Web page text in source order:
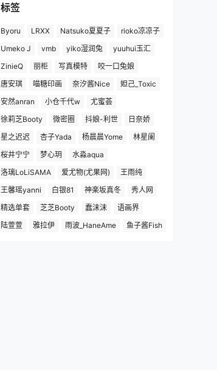
标签
Byoru LRXX Natsuko夏夏子
rioko凉凉子
Umeko J
vmb yiko湿润兔
yuuhui玉汇
ZinieQ
丽柜 写真模特
咬一口兔娘
唐安琪
喵糖印画 奈汐酱Nice
妲己_Toxic
安然anran
小仓千代w
尤蜜荟
徐莉芝Booty
微密圈 抖娘-利世
日奈娇
星之迟迟
杏子Yada 杨晨晨Yome
林星阑
桜井宁宁
梦心玥
水淼aqua
洛璃LoLiSAMA
爱尤物(尤果网)
王雨纯
王馨瑶yanni
白银81 神楽坂真冬
秀人网
精选单套
芝芝Booty 蠢沫沫
语画界
陆萱萱
雅拉伊 雨波_HaneAme 鱼子酱Fish